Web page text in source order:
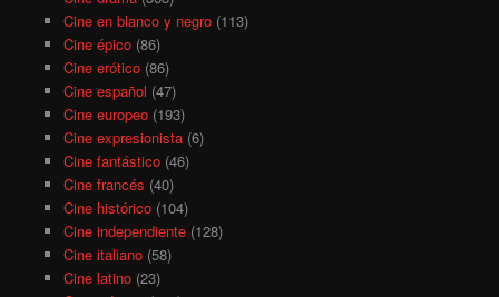
Cine en blanco y negro(113)
Cine épico(86)
Cine erótico(86)
Cine español (47)
Cine europeo(193)
Cine expresionista(6)
Cine fantástico(46)
Cine francés (40)
Cine histórico(104)
Cine independiente(128)
Cine italiano(58)
Cine latino(23)